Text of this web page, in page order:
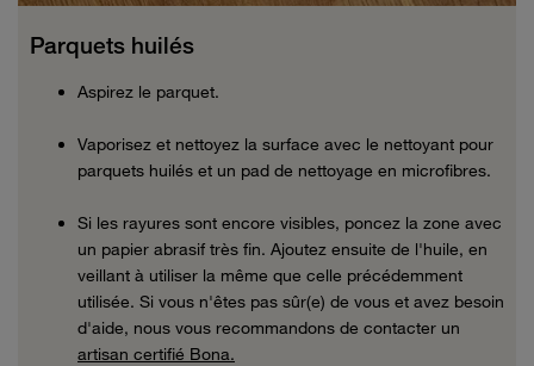
Parquets huilés
Aspirez le parquet.
Vaporisez et nettoyez la surface avec le nettoyant pour
parquets huilés et un pad de nettoyage en microfibres.
Si les rayures sont encore visibles, poncez la zone avec
un papier abrasif très fin. Ajoutez ensuite de l'huile, en
veillant à utiliser la même que celle précédemment
utilisée. Si vous n'êtes pas sûr(e) de vous et avez besoin
d'aide, nous vous recommandons de contacter un
artisan certifié Bona.